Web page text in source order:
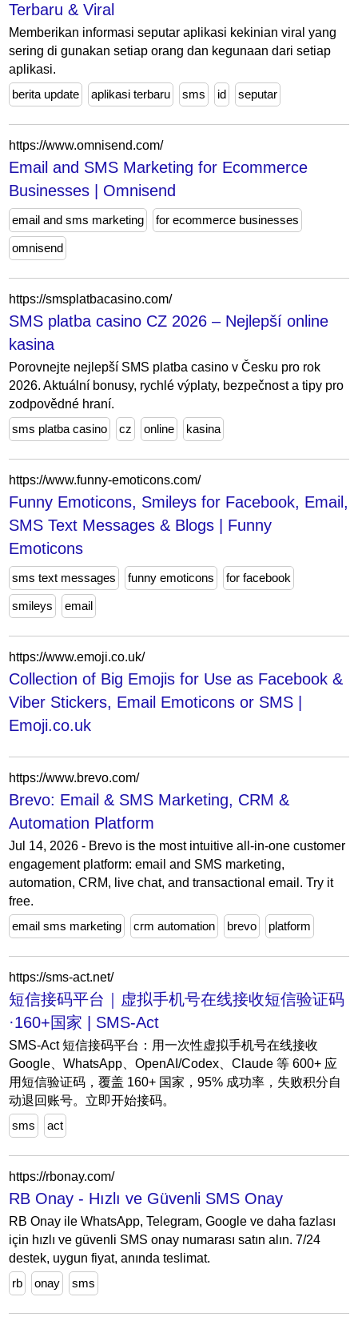
Terbaru & Viral
Memberikan informasi seputar aplikasi kekinian viral yang
sering di gunakan setiap orang dan kegunaan dari setiap
aplikasi.
berita update
aplikasi terbaru sms id seputar
https://www.omnisend.com/
Email and SMS Marketing for Ecommerce
Businesses | Omnisend
email and sms marketing for ecommerce businesses
omnisend
https://smsplatbacasino.com/
SMS platba casino CZ 2026 – Nejlepší online
kasina
Porovnejte nejlepší SMS platba casino v Česku pro rok
2026. Aktuální bonusy, rychlé výplaty, bezpečnost a tipy pro
zodpovědné hraní.
sms platba casino
cz online kasina
https://www.funny-emoticons.com/
Funny Emoticons, Smileys for Facebook, Email,
SMS Text Messages & Blogs | Funny
Emoticons
sms text messages funny emoticons for facebook
smileys email
https://www.emoji.co.uk/
Collection of Big Emojis for Use as Facebook &
Viber Stickers, Email Emoticons or SMS |
Emoji.co.uk
https://www.brevo.com/
Brevo: Email & SMS Marketing, CRM &
Automation Platform
Jul 14, 2026 - Brevo is the most intuitive all-in-one customer
engagement platform: email and SMS marketing,
automation, CRM, live chat, and transactional email. Try it
free.
email sms marketing
crm automation brevo platform
https://sms-act.net/
短信接码平台｜虚拟手机号在线接收短信验证码
·160+国家 | SMS-Act
SMS-Act 短信接码平台：用一次性虚拟手机号在线接收
Google、WhatsApp、OpenAI/Codex、Claude 等 600+ 应
用短信验证码，覆盖 160+ 国家，95% 成功率，失败积分自
动退回账号。立即开始接码。
sms
act
https://rbonay.com/
RB Onay - Hızlı ve Güvenli SMS Onay
RB Onay ile WhatsApp, Telegram, Google ve daha fazlası
için hızlı ve güvenli SMS onay numarası satın alın. 7/24
destek, uygun fiyat, anında teslimat.
rb
onay sms